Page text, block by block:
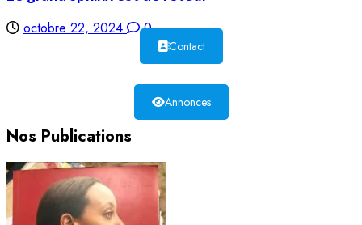
octobre 22, 2024 0
Contact
Annonces
Nos Publications